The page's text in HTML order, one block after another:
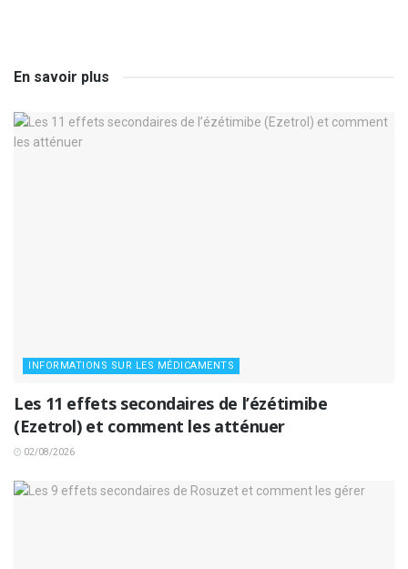
En savoir plus
INFORMATIONS SUR LES MÉDICAMENTS
Les 11 effets secondaires de l’ézétimibe
(Ezetrol) et comment les atténuer
02/08/2026